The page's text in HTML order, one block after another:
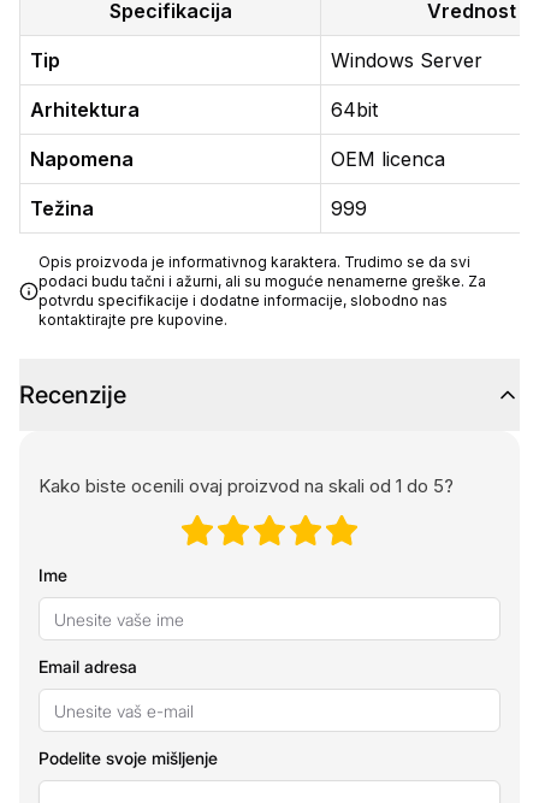
Specifikacija Vrednost
Tip Windows Server
Arhitektura 64bit
Napomena OEM licenca
Težina 999
Opis proizvoda je informativnog karaktera. Trudimo se da svi
podaci budu tačni i ažurni, ali su moguće nenamerne greške. Za
potvrdu specifikacije i dodatne informacije, slobodno nas
kontaktirajte pre kupovine.
Recenzije
Kako biste ocenili ovaj proizvod na skali od 1 do 5?
Ime
Email adresa
Podelite svoje mišljenje